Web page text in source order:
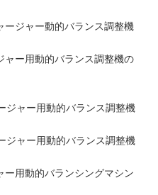
ジャー動的バランス調整機
ー用動的バランス調整機の
ジャー用動的バランス調整機
ジャー用動的バランス調整機
用動的バランシングマシン